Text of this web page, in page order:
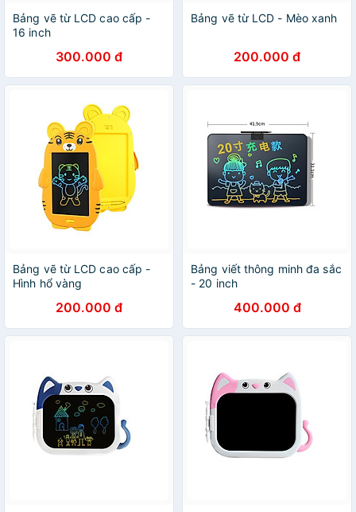
Bảng vẽ từ LCD cao cấp -
16 inch
300.000 đ
Bảng vẽ từ LCD - Mèo xanh
200.000 đ
Bảng vẽ từ LCD cao cấp -
Hình hổ vàng
200.000 đ
Bảng viết thông minh đa sắc
- 20 inch
400.000 đ